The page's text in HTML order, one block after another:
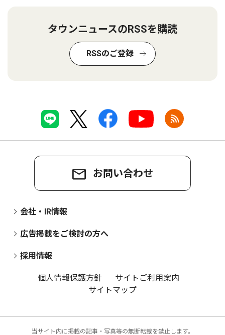
タウンニュースのRSSを購読
RSSのご登録
お問い合わせ
会社・IR情報
広告掲載をご検討の方へ
採用情報
個人情報保護方針
サイトご利用案内
サイトマップ
当サイト内に掲載の記事・写真等の無断転載を禁止します。